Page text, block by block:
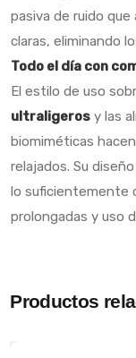
pasiva de ruido
claras, eliminando
Todo el día con
El estilo de uso
ultraligeros y las
biomiméticas
relajados. Su
lo suficientemente
prolongadas y uso
Productos